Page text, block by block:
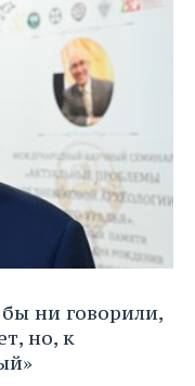
ни говорили,
но, к